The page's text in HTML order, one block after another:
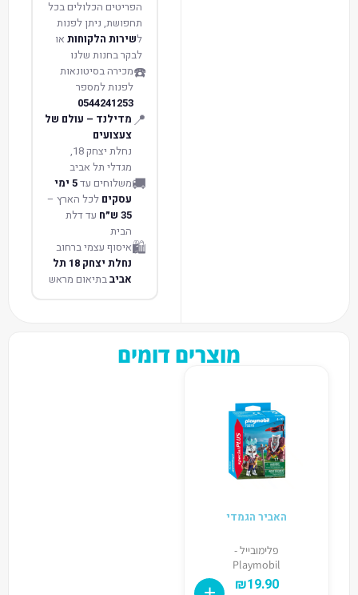
הפריטים הכלולים בכל
תחפושת, ניתן לפנות
לשירות הלקוחות או
לבקר בחנות שלנו
☎️מכירה בסיטונאות
לפנות למספר
0544241253
📍 מדילנד – עולם של
צעצועים
נחלת יצחק 18,
מגדלי תל אביב
🚚משלוחים עד 5 ימי
עסקים לכל הארץ –
35 ש״ח
עד דלת
הבית
🛍️איסוף עצמי ברחוב
נחלת יצחק 18 תל
אביבבתיאום מראש
מוצרים דומים
האביר הגמדי
פלימובייל -
Playmobil
₪19.90